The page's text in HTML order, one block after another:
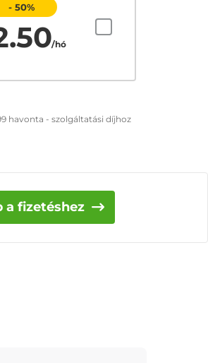
- 50%
/hó
havonta - szolgáltatási díjhoz
a fizetéshez